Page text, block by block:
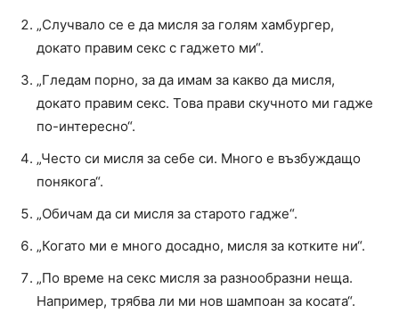
„Случвало се е да мисля за голям хамбургер,
докато правим секс с гаджето ми“.
„Гледам порно, за да имам за какво да мисля,
докато правим секс. Това прави скучното ми гадже
по-интересно“.
„Често си мисля за себе си. Много е възбуждащо
понякога“.
„Обичам да си мисля за старото гадже“.
„Когато ми е много досадно, мисля за котките ни“.
„По време на секс мисля за разнообразни неща.
Например, трябва ли ми нов шампоан за косата“.